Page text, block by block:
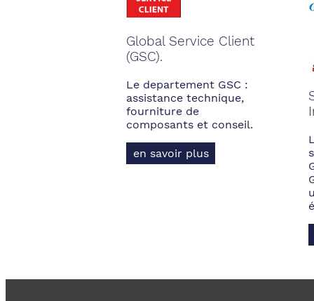
Global Service Client
(GSC).
Le departement GSC :
assistance technique,
fourniture de
composants et conseil.
en savoir plus